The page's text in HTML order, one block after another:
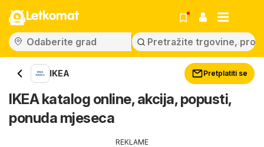
Letkomat
IKEA Pretplatiti se
IKEA katalog online, akcija, popusti,
ponuda mjeseca
REKLAME